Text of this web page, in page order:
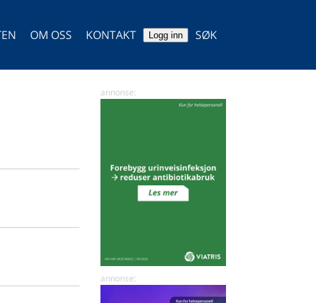
OM OSS KONTAKT Logg inn SØK